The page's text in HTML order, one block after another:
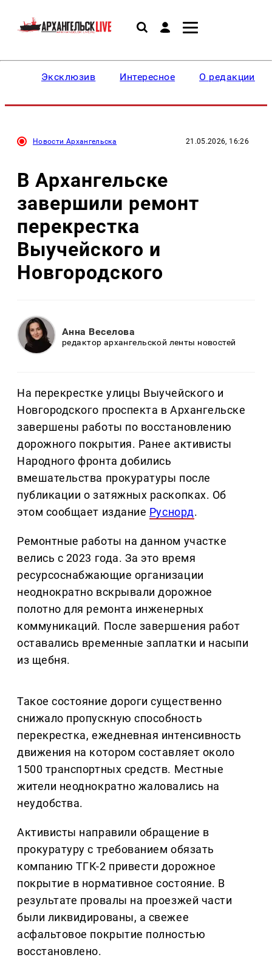
Эксклюзив Интересное О редакции
Новости Архангельска 21.05.2026, 16:26
В Архангельске
завершили ремонт
перекрестка
Выучейского и
Новгородского
Анна Веселова
редактор архангельской ленты новостей
На перекрестке улицы Выучейского и
Новгородского проспекта в Архангельске
завершены работы по восстановлению
дорожного покрытия. Ранее активисты
Народного фронта добились
вмешательства прокуратуры после
публикации о затяжных раскопках. Об
этом сообщает издание Руснорд.
Ремонтные работы на данном участке
велись с 2023 года. За это время
ресурсоснабжающие организации
неоднократно вскрывали дорожное
полотно для ремонта инженерных
коммуникаций. После завершения работ
оставались временные заплатки и насыпи
из щебня.
Такое состояние дороги существенно
снижало пропускную способность
перекрестка, ежедневная интенсивность
движения на котором составляет около
1500 транспортных средств. Местные
жители неоднократно жаловались на
неудобства.
Активисты направили обращение в
прокуратуру с требованием обязать
компанию ТГК-2 привести дорожное
покрытие в нормативное состояние. В
результате провалы на проезжей части
были ликвидированы, а свежее
асфальтовое покрытие полностью
восстановлено.